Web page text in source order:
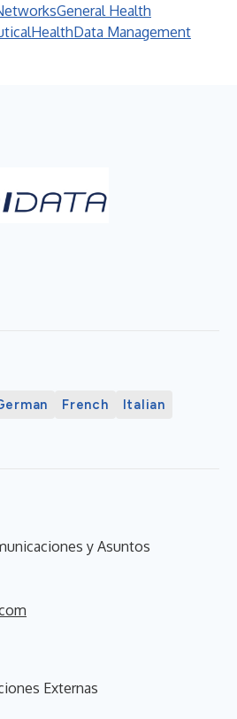
General Health
HealthData Management
French
Italian
y Asuntos
Externas